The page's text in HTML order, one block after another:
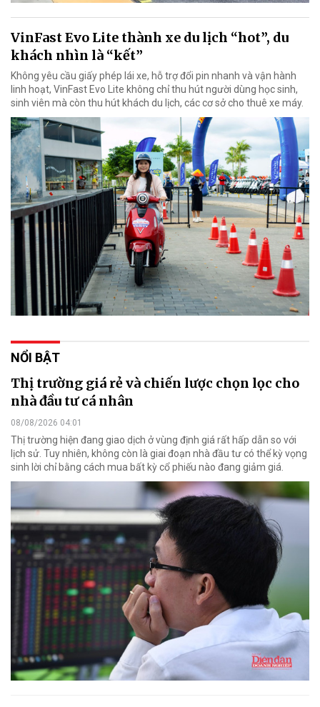
VinFast Evo Lite thành xe du lịch “hot”, du
khách nhìn là “kết”
Không yêu cầu giấy phép lái xe, hỗ trợ đổi pin nhanh và vận hành
linh hoạt, VinFast Evo Lite không chỉ thu hút người dùng học sinh,
sinh viên mà còn thu hút khách du lịch, các cơ sở cho thuê xe máy.
NỔI BẬT
Thị trường giá rẻ và chiến lược chọn lọc cho
nhà đầu tư cá nhân
08/08/2026 04:01
Thị trường hiện đang giao dịch ở vùng định giá rất hấp dẫn so với
lịch sử. Tuy nhiên, không còn là giai đoạn nhà đầu tư có thể kỳ vọng
sinh lời chỉ bằng cách mua bất kỳ cổ phiếu nào đang giảm giá.